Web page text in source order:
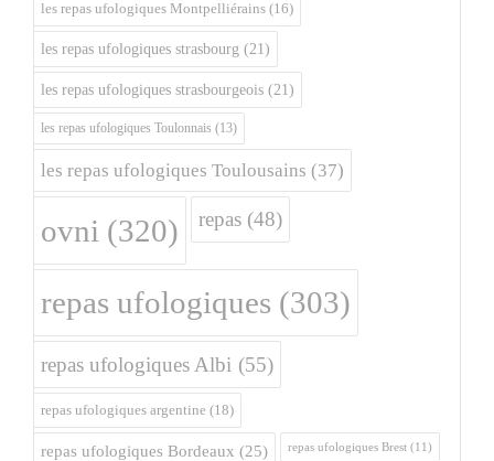
les repas ufologiques Montpelliérains (16)
les repas ufologiques strasbourg (21)
les repas ufologiques strasbourgeois (21)
les repas ufologiques Toulonnais (13)
les repas ufologiques Toulousains (37)
ovni (320) repas (48)
repas ufologiques (303)
repas ufologiques Albi (55)
repas ufologiques argentine (18)
repas ufologiques Bordeaux (25) repas ufologiques Brest (11)